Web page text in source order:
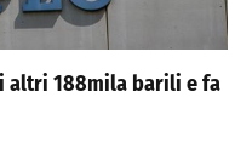
altri 188mila barili e fa